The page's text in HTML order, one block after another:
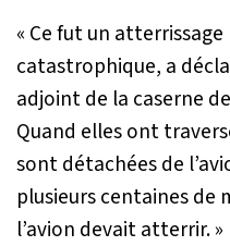
« Ce fut un
catastrophique, a
adjoint de la caserne
Quand elles ont
sont détachées de
plusieurs centaines de
l’avion devait atterrir. »